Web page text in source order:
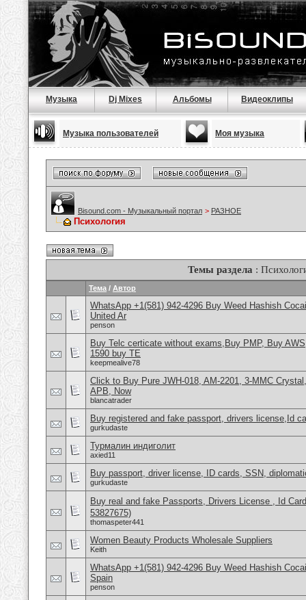
Музыка Dj Mixes Альбомы Видеоклипы
Музыка пользователей Моя музыка
Bisound.com - Музыкальный портал > РАЗНОЕ
Психология
Темы раздела :
Тема / Автор
WhatsApp +1(581) 942-4296 Buy Weed Hashish
United Ar
penson
Buy Telc certicate without exams,Buy PMP, Buy
1590 buy TE
keepmealive78
Click to Buy Pure JWH-018, AM-2201, 3-MMC
APB, Now
blancatrader
Buy registered and fake passport, drivers license,Id
gurkudaste
Турмалин индиголит
axied11
Buy passport, driver license, ID cards, SSN,
gurkudaste
Buy real and fake Passports, Drivers License , Id
53827675)
thomaspeter441
Women Beauty Products Wholesale Suppliers
Keith
WhatsApp +1(581) 942-4296 Buy Weed Hashish
Spain
penson